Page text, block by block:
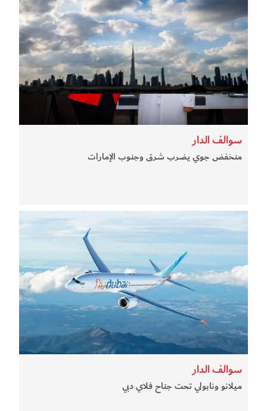
سوالف الدار
منخفض جوي يضرب شرق وجنوب الإمارات
سوالف الدار
ميلانو ونابولي تحت جناح فلاي دبي